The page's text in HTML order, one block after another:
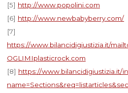
[5] http://www.popolini.com
[6] http://www.newbabyberry.com/
[7]
https://www.bilancidigiustizia.it/
OGLIMIplasticrock.com
[8] https://www.bilancidigiustizia.it/